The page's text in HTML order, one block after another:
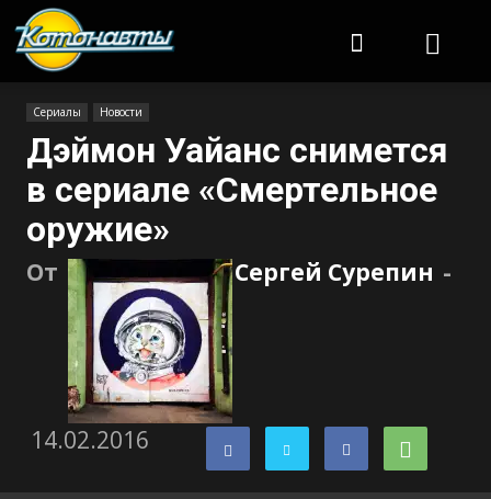
Сериалы Новости
Дэймон Уайанс снимется
в сериале «Смертельное
оружие»
От Сергей Сурепин -
14.02.2016